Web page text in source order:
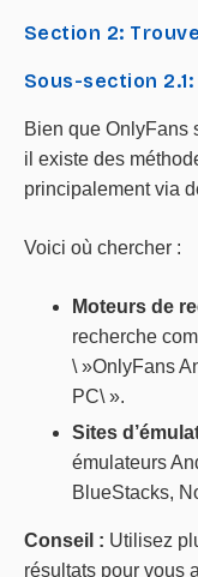
Section 2:
Sous-section
Bien que OnlyFans
il existe des
principalement via
Voici où chercher :
Moteurs de
recherche
\ »OnlyFans
PC\ ».
Sites
émulateurs
BlueStacks,
Conseil : Utilisez
résultats pour vous